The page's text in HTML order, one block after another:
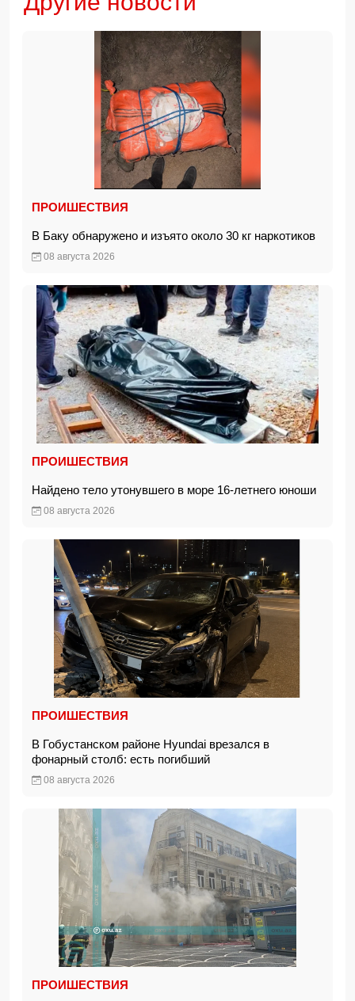
ПРОИШЕСТВИЯ
В Баку обнаружено и изъято около 30 кг наркотиков
08 августа 2026
ПРОИШЕСТВИЯ
Найдено тело утонувшего в море 16-летнего юноши
08 августа 2026
ПРОИШЕСТВИЯ
В Гобустанском районе Hyundai врезался в
фонарный столб: есть погибший
08 августа 2026
ПРОИШЕСТВИЯ